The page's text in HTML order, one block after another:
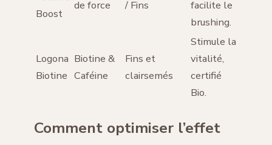
Boost
de force
/ Fins
facilite le
brushing.
Logona
Biotine
Biotine &
Caféine
Fins et
clairsemés
Stimule la
vitalité,
certifié
Bio.
Comment optimiser l’effet